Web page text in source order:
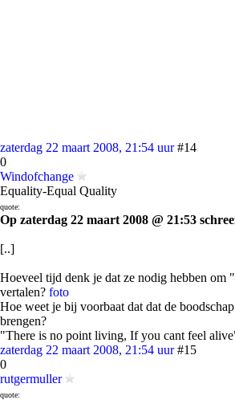
zaterdag 22 maart 2008, 21:54 uur #14
0
Windofchange
Equality-Equal Quality
quote:
Op zaterdag 22 maart 2008 @ 21:53
[..]
Hoeveel tijd denk je dat ze nodig hebben om
vertalen? foto
Hoe weet je bij voorbaat dat dat de
brengen?
"There is no point living, If you cant feel
zaterdag 22 maart 2008, 21:54 uur #15
0
rutgermuller
quote: